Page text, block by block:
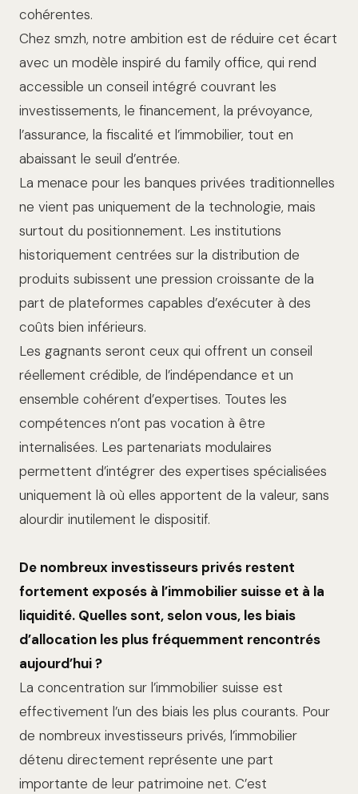
cohérentes.
Chez smzh, notre ambition est de réduire cet écart
avec un modèle inspiré du family office, qui rend
accessible un conseil intégré couvrant les
investissements, le financement, la prévoyance,
l’assurance, la fiscalité et l’immobilier, tout en
abaissant le seuil d’entrée.
La menace pour les banques privées traditionnelles
ne vient pas uniquement de la technologie, mais
surtout du positionnement. Les institutions
historiquement centrées sur la distribution de
produits subissent une pression croissante de la
part de plateformes capables d’exécuter à des
coûts bien inférieurs.
Les gagnants seront ceux qui offrent un conseil
réellement crédible, de l’indépendance et un
ensemble cohérent d’expertises. Toutes les
compétences n’ont pas vocation à être
internalisées. Les partenariats modulaires
permettent d’intégrer des expertises spécialisées
uniquement là où elles apportent de la valeur, sans
alourdir inutilement le dispositif.
De nombreux investisseurs privés restent
fortement exposés à l’immobilier suisse et à la
liquidité. Quelles sont, selon vous, les biais
d’allocation les plus fréquemment rencontrés
aujourd’hui ?
La concentration sur l’immobilier suisse est
effectivement l’un des biais les plus courants. Pour
de nombreux investisseurs privés, l’immobilier
détenu directement représente une part
importante de leur patrimoine net. C’est